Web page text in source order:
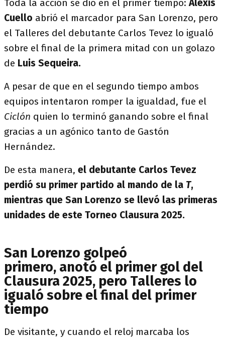
Toda la acción se dio en el primer tiempo: Alexis
Cuello abrió el marcador para San Lorenzo, pero
el Talleres del debutante Carlos Tevez lo igualó
sobre el final de la primera mitad con un golazo
de Luis Sequeira.
A pesar de que en el segundo tiempo ambos
equipos intentaron romper la igualdad, fue el
Ciclón quien lo terminó ganando sobre el final
gracias a un agónico tanto de Gastón
Hernández.
De esta manera, el debutante Carlos Tevez
perdió su primer partido al mando de la T,
mientras que San Lorenzo se llevó las primeras
unidades de este Torneo Clausura 2025.
San Lorenzo golpeó
primero, anotó el primer gol del
Clausura 2025, pero Talleres lo
igualó sobre el final del primer
tiempo
De visitante, y cuando el reloj marcaba los